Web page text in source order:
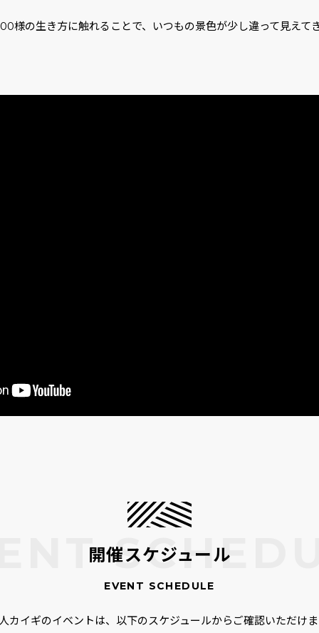
様の生き方に触れることで、いつもの景色が少し違って見えて
開催スケジュール
カイギのイベントは、以下のスケジュールからご確認いただけ